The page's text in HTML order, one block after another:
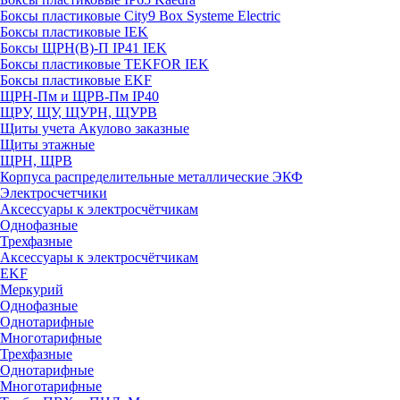
Боксы пластиковые City9 Box Systeme Electric
Боксы пластиковые IEK
Боксы ЩРН(В)-П IP41 IEK
Боксы пластиковые TEKFOR IEK
Боксы пластиковые EKF
ЩРН-Пм и ЩРВ-Пм IP40
ЩРУ, ЩУ, ЩУРН, ЩУРВ
Щиты учета Акулово заказные
Щиты этажные
ЩРН, ЩРВ
Корпуса распределительные металлические ЭКФ
Электросчетчики
Аксессуары к электросчётчикам
Однофазные
Трехфазные
Аксессуары к электросчётчикам
EKF
Меркурий
Однофазные
Однотарифные
Многотарифные
Трехфазные
Однотарифные
Многотарифные